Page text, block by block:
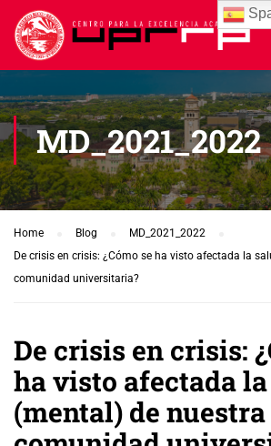
MD_2021_2022
Home Blog
MD_2021_2022
De crisis en crisis: ¿Cómo se ha visto afectada la
comunidad universitaria?
De crisis en crisis:
ha visto afectada
(mental) de nuestra